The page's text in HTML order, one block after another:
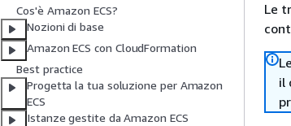
Cos'è Amazon ECS?
Nozioni di base
Amazon ECS con CloudFormation
Best practice
Progetta la tua soluzione per Amazon
ECS
Istanze gestite da Amazon ECS
Le
il